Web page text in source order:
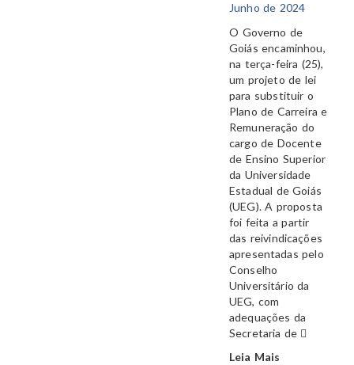
Junho de 2024
O Governo de
Goiás encaminhou,
na terça-feira (25),
um projeto de lei
para substituir o
Plano de Carreira e
Remuneração do
cargo de Docente
de Ensino Superior
da Universidade
Estadual de Goiás
(UEG). A proposta
foi feita a partir
das reivindicações
apresentadas pelo
Conselho
Universitário da
UEG, com
adequações da
Secretaria de
Leia Mais